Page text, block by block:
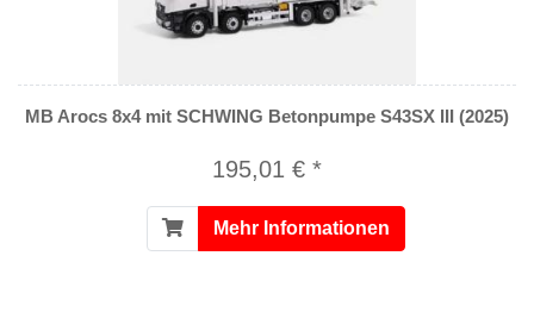
MB Arocs 8x4 mit SCHWING Betonpumpe S43SX III (2025)
195,01 € *
Mehr Informationen